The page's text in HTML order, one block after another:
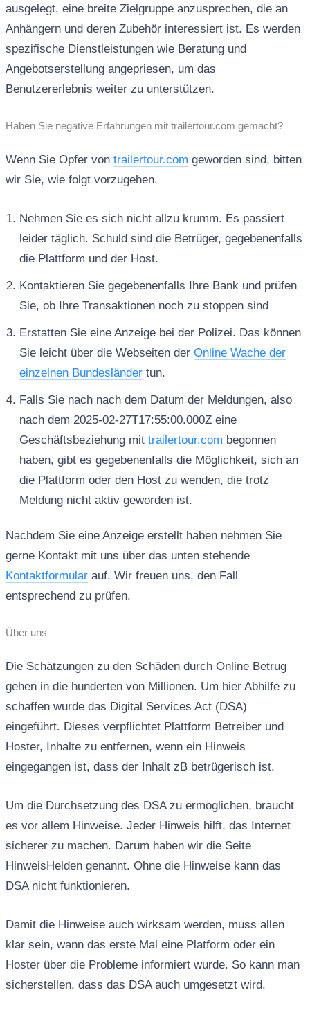
ausgelegt, eine breite Zielgruppe anzusprechen, die an
Anhängern und deren Zubehör interessiert ist. Es werden
spezifische Dienstleistungen wie Beratung und
Angebotserstellung angepriesen, um das
Benutzererlebnis weiter zu unterstützen.
Haben Sie negative Erfahrungen mit trailertour.com gemacht?
Wenn Sie Opfer von trailertour.com geworden sind, bitten
wir Sie, wie folgt vorzugehen.
Nehmen Sie es sich nicht allzu krumm. Es passiert
leider täglich. Schuld sind die Betrüger, gegebenenfalls
die Plattform und der Host.
Kontaktieren Sie gegebenenfalls Ihre Bank und prüfen
Sie, ob Ihre Transaktionen noch zu stoppen sind
Erstatten Sie eine Anzeige bei der Polizei. Das können
Sie leicht über die Webseiten der Online Wache der
einzelnen Bundesländertun.
Falls Sie nach nach dem Datum der Meldungen, also
nach dem 2025-02-27T17:55:00.000Z eine
Geschäftsbeziehung mit trailertour.com begonnen
haben, gibt es gegebenenfalls die Möglichkeit, sich an
die Plattform oder den Host zu wenden, die trotz
Meldung nicht aktiv geworden ist.
Nachdem Sie eine Anzeige erstellt haben nehmen Sie
gerne Kontakt mit uns über das unten stehende
Kontaktformularauf. Wir freuen uns, den Fall
entsprechend zu prüfen.
Über uns
Die Schätzungen zu den Schäden durch Online Betrug
gehen in die hunderten von Millionen. Um hier Abhilfe zu
schaffen wurde das Digital Services Act (DSA)
eingeführt. Dieses verpflichtet Plattform Betreiber und
Hoster, Inhalte zu entfernen, wenn ein Hinweis
eingegangen ist, dass der Inhalt zB betrügerisch ist.
Um die Durchsetzung des DSA zu ermöglichen, braucht
es vor allem Hinweise. Jeder Hinweis hilft, das Internet
sicherer zu machen. Darum haben wir die Seite
HinweisHelden genannt. Ohne die Hinweise kann das
DSA nicht funktionieren.
Damit die Hinweise auch wirksam werden, muss allen
klar sein, wann das erste Mal eine Platform oder ein
Hoster über die Probleme informiert wurde. So kann man
sicherstellen, dass das DSA auch umgesetzt wird.